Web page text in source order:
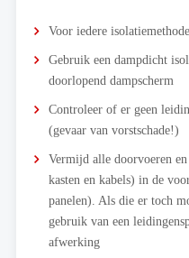
Voor iedere
Gebruik een dampdicht
doorlopend dampscherm
Controleer of er geen
(gevaar van vorstschade!)
Vermijd alle doorvoeren
kasten en kabels) in de
panelen). Als die er toch
gebruik van een
afwerking